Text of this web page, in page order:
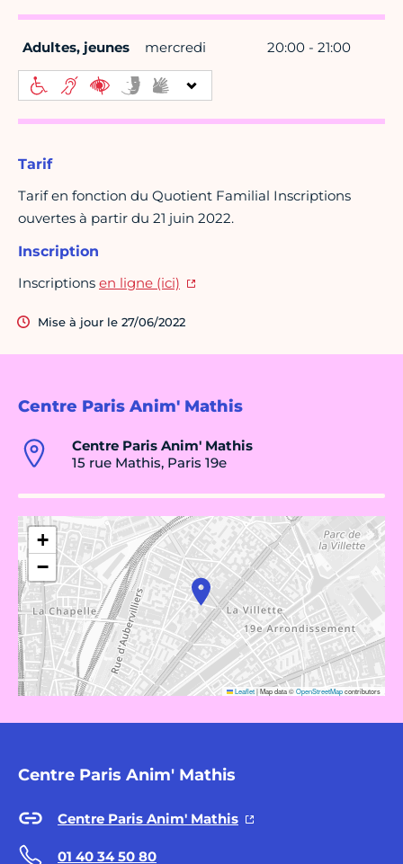
Centre Paris Anim' Mathis
Centre Paris Anim' Mathis
15 rue Mathis, Paris 19e
+
−
Leaflet|Map data ©OpenStreetMapcontributors
Centre Paris Anim' Mathis
Centre Paris Anim' Mathis
01 40 34 50 80
Adultes, jeunes mercredi 20:00 - 21:00
Tarif
Tarif en fonction du Quotient Familial Inscriptions
ouvertes à partir du 21 juin 2022.
Inscription
Inscriptions en ligne (ici)
Mise à jour le 27/06/2022